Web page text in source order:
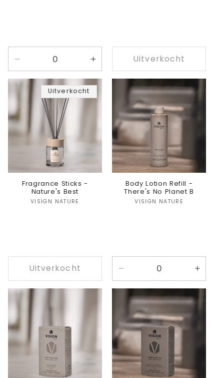
verlagen
voor
Nature&#39;s
Best
Aantal
verhogen
voor
Nature&#39;s
Uitverkocht
Uitverkocht
Fragrance Sticks -
Nature's Best
Verkoper:
VISIGN NATURE
Uitverkocht
Body Lotion Refill -
There's No Planet B
Verkoper:
VISIGN NATURE
verlagen
voor
There&#39;s
No
Planet
B
Aantal